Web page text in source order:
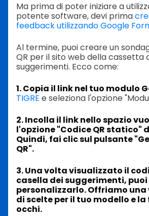
Ma prima di poter iniziare a
potente software, devi prima
feedback utilizzando Google
Al termine, puoi creare un
QR per il sito web della cassetta
suggerimenti. Ecco come:
1. Copia il link nel tuo modulo
TIGRE e seleziona l'opzione
2. Incolla il link nello spazio
l'opzione "Codice QR statico"
Quindi, fai clic sul pulsante
QR".
3. Una volta visualizzato il
casella dei suggerimenti,
personalizzarlo. Offriamo
di scelte per il tuo modello e
occhi.